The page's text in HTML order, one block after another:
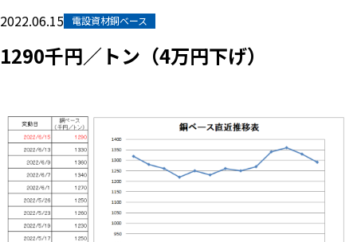
ッ
2022.06.15 電設資材銅ベース
1290千円／トン（4万円下げ）